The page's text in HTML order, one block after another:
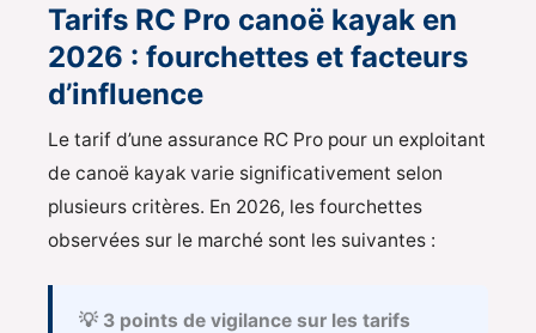
Tarifs RC Pro canoë kayak en
2026 : fourchettes et facteurs
d’influence
Le tarif d’une assurance RC Pro pour un exploitant
de canoë kayak varie significativement selon
plusieurs critères. En 2026, les fourchettes
observées sur le marché sont les suivantes :
💡 3 points de vigilance sur les tarifs